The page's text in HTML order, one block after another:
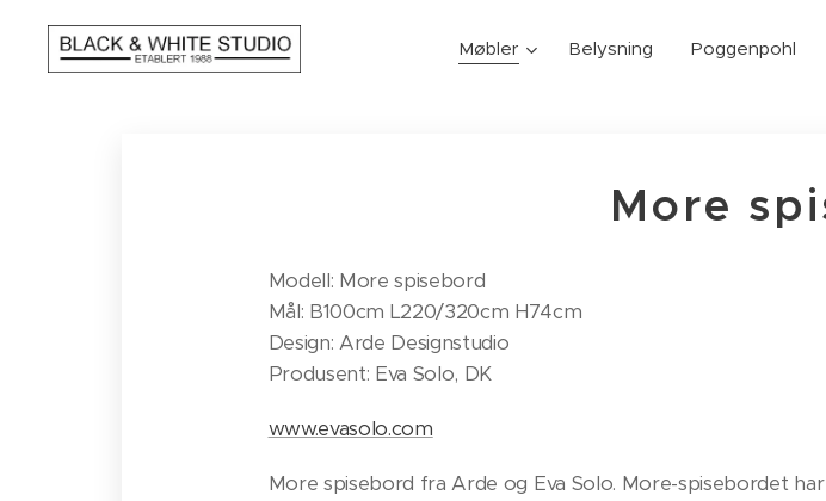
Møbler Belysning Poggenpohl
More
Modell: More spisebord
Mål: B100cm L220/320cm H74cm
​Design: Arde Designstudio
Produsent: Eva Solo, DK
www.evasolo.com
More spisebord fra Arde og Eva Solo. More-spisebordet